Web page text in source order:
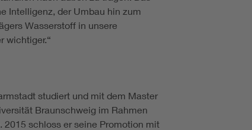
Intelligenz, der Umbau hin zum
Wasserstoff in unsere
wichtiger.“
studiert und mit dem Master
Braunschweig im Rahmen
2015 schloss er seine Promotion mit